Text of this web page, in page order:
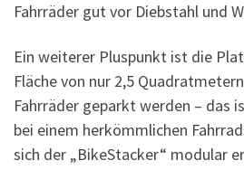
Fahrräder gut vor Diebstahl und
Ein weiterer Pluspunkt ist die
Fläche von nur 2,5
Fahrräder geparkt werden – das
bei einem herkömmlichen
sich der „BikeStacker“ modular